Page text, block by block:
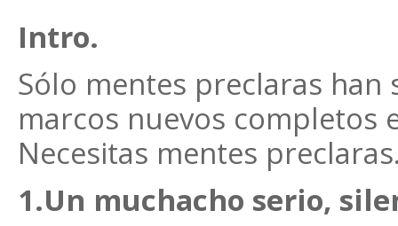
Intro.
Sólo mentes preclaras
marcos nuevos
Necesitas mentes
1.Un muchacho serio,